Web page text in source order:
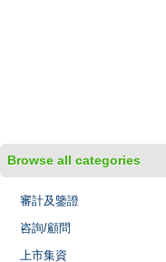
Browse all categories
審計及鑒證
咨詢/顧問
上市集資